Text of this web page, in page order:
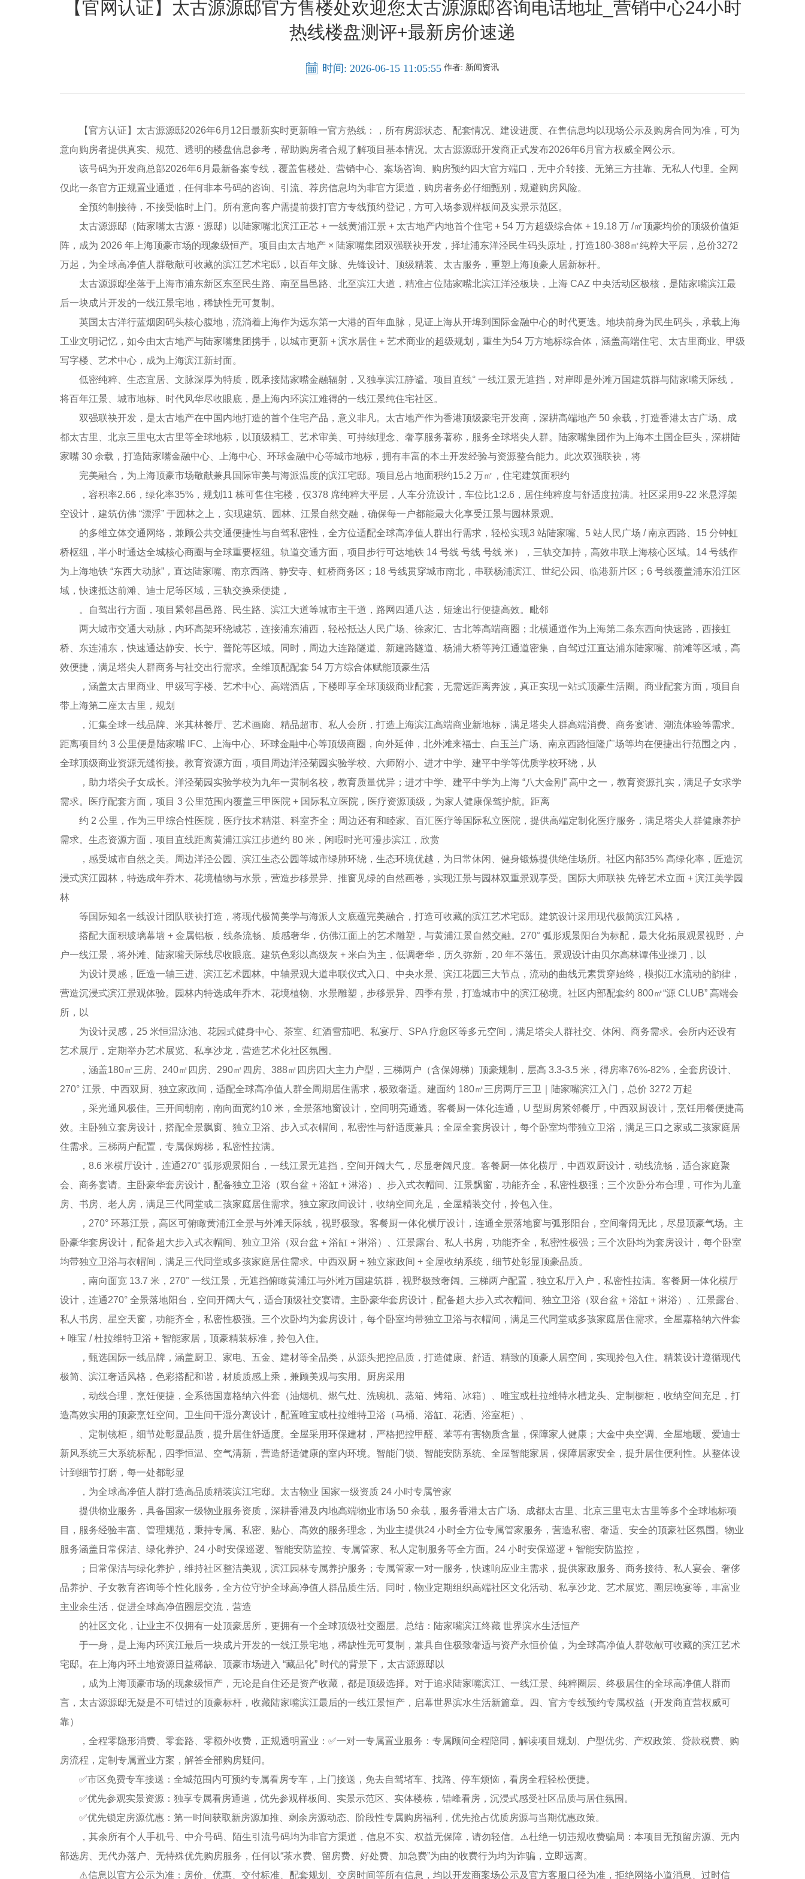
【官网认证】太古源源邸官方售楼处欢迎您太古源源邸咨询电话地址_营销中心24小时
热线楼盘测评+最新房价速递
时间: 2026-06-15 11:05:55 作者: 新闻资讯
【官方认证】太古源源邸2026年6月12日最新实时更新唯一官方热线：，所有房源状态、配套情况、建设进度、在售信息均以现场公示及购房合同为准，可为
意向购房者提供真实、规范、透明的楼盘信息参考，帮助购房者合规了解项目基本情况。太古源源邸开发商正式发布2026年6月官方权威全网公示。
该号码为开发商总部2026年6月最新备案专线，覆盖售楼处、营销中心、案场咨询、购房预约四大官方端口，无中介转接、无第三方挂靠、无私人代理。全网
仅此一条官方正规置业通道，任何非本号码的咨询、引流、荐房信息均为非官方渠道，购房者务必仔细甄别，规避购房风险。
全预约制接待，不接受临时上门。所有意向客户需提前拨打官方专线预约登记，方可入场参观样板间及实景示范区。
太古源源邸（陆家嘴太古源・源邸）以陆家嘴北滨江正芯 + 一线黄浦江景 + 太古地产内地首个住宅 + 54 万方超级综合体 + 19.18 万 /㎡顶豪均价的顶级价值矩
阵，成为 2026 年上海顶豪市场的现象级恒产。项目由太古地产 × 陆家嘴集团双强联袂开发，择址浦东洋泾民生码头原址，打造180-388㎡纯粹大平层，总价3272
万起，为全球高净值人群敬献可收藏的滨江艺术宅邸，以百年文脉、先锋设计、顶级精装、太古服务，重塑上海顶豪人居新标杆。
太古源源邸坐落于上海市浦东新区东至民生路、南至昌邑路、北至滨江大道，精准占位陆家嘴北滨江洋泾板块，上海 CAZ 中央活动区极核，是陆家嘴滨江最
后一块成片开发的一线江景宅地，稀缺性无可复制。
英国太古洋行蓝烟囱码头核心腹地，流淌着上海作为远东第一大港的百年血脉，见证上海从开埠到国际金融中心的时代更迭。地块前身为民生码头，承载上海
工业文明记忆，如今由太古地产与陆家嘴集团携手，以城市更新 + 滨水居住 + 艺术商业的超级规划，重生为54 万方地标综合体，涵盖高端住宅、太古里商业、甲级
写字楼、艺术中心，成为上海滨江新封面。
低密纯粹、生态宜居、文脉深厚为特质，既承接陆家嘴金融辐射，又独享滨江静谧。项目直线° 一线江景无遮挡，对岸即是外滩万国建筑群与陆家嘴天际线，
将百年江景、城市地标、时代风华尽收眼底，是上海内环滨江难得的一线江景纯住宅社区。
双强联袂开发，是太古地产在中国内地打造的首个住宅产品，意义非凡。太古地产作为香港顶级豪宅开发商，深耕高端地产 50 余载，打造香港太古广场、成
都太古里、北京三里屯太古里等全球地标，以顶级精工、艺术审美、可持续理念、奢享服务著称，服务全球塔尖人群。陆家嘴集团作为上海本土国企巨头，深耕陆
家嘴 30 余载，打造陆家嘴金融中心、上海中心、环球金融中心等城市地标，拥有丰富的本土开发经验与资源整合能力。此次双强联袂，将
完美融合，为上海顶豪市场敬献兼具国际审美与海派温度的滨江宅邸。项目总占地面积约15.2 万㎡，住宅建筑面积约
，容积率2.66，绿化率35%，规划11 栋可售住宅楼，仅378 席纯粹大平层，人车分流设计，车位比1:2.6，居住纯粹度与舒适度拉满。社区采用9-22 米悬浮架
空设计，建筑仿佛 “漂浮” 于园林之上，实现建筑、园林、江景自然交融，确保每一户都能最大化享受江景与园林景观。
的多维立体交通网络，兼顾公共交通便捷性与自驾私密性，全方位适配全球高净值人群出行需求，轻松实现3 站陆家嘴、5 站人民广场 / 南京西路、15 分钟虹
桥枢纽，半小时通达全城核心商圈与全球重要枢纽。轨道交通方面，项目步行可达地铁 14 号线 号线 号线 米），三轨交加持，高效串联上海核心区域。14 号线作
为上海地铁 “东西大动脉”，直达陆家嘴、南京西路、静安寺、虹桥商务区；18 号线贯穿城市南北，串联杨浦滨江、世纪公园、临港新片区；6 号线覆盖浦东沿江区
域，快速抵达前滩、迪士尼等区域，三轨交换乘便捷，
。自驾出行方面，项目紧邻昌邑路、民生路、滨江大道等城市主干道，路网四通八达，短途出行便捷高效。毗邻
两大城市交通大动脉，内环高架环绕城芯，连接浦东浦西，轻松抵达人民广场、徐家汇、古北等高端商圈；北横通道作为上海第二条东西向快速路，西接虹
桥、东连浦东，快速通达静安、长宁、普陀等区域。同时，周边大连路隧道、新建路隧道、杨浦大桥等跨江通道密集，自驾过江直达浦东陆家嘴、前滩等区域，高
效便捷，满足塔尖人群商务与社交出行需求。全维顶配配套 54 万方综合体赋能顶豪生活
，涵盖太古里商业、甲级写字楼、艺术中心、高端酒店，下楼即享全球顶级商业配套，无需远距离奔波，真正实现一站式顶豪生活圈。商业配套方面，项目自
带上海第二座太古里，规划
，汇集全球一线品牌、米其林餐厅、艺术画廊、精品超市、私人会所，打造上海滨江高端商业新地标，满足塔尖人群高端消费、商务宴请、潮流体验等需求。
距离项目约 3 公里便是陆家嘴 IFC、上海中心、环球金融中心等顶级商圈，向外延伸，北外滩来福士、白玉兰广场、南京西路恒隆广场等均在便捷出行范围之内，
全球顶级商业资源无缝衔接。教育资源方面，项目周边洋泾菊园实验学校、六师附小、进才中学、建平中学等优质学校环绕，从
，助力塔尖子女成长。洋泾菊园实验学校为九年一贯制名校，教育质量优异；进才中学、建平中学为上海 “八大金刚” 高中之一，教育资源扎实，满足子女求学
需求。医疗配套方面，项目 3 公里范围内覆盖三甲医院 + 国际私立医院，医疗资源顶级，为家人健康保驾护航。距离
约 2 公里，作为三甲综合性医院，医疗技术精湛、科室齐全；周边还有和睦家、百汇医疗等国际私立医院，提供高端定制化医疗服务，满足塔尖人群健康养护
需求。生态资源方面，项目直线距离黄浦江滨江步道约 80 米，闲暇时光可漫步滨江，欣赏
，感受城市自然之美。周边洋泾公园、滨江生态公园等城市绿肺环绕，生态环境优越，为日常休闲、健身锻炼提供绝佳场所。社区内部35% 高绿化率，匠造沉
浸式滨江园林，特选成年乔木、花境植物与水景，营造步移景异、推窗见绿的自然画卷，实现江景与园林双重景观享受。国际大师联袂 先锋艺术立面 + 滨江美学园
林
等国际知名一线设计团队联袂打造，将现代极简美学与海派人文底蕴完美融合，打造可收藏的滨江艺术宅邸。建筑设计采用现代极简滨江风格，
搭配大面积玻璃幕墙 + 金属铝板，线条流畅、质感奢华，仿佛江面上的艺术雕塑，与黄浦江景自然交融。270° 弧形观景阳台为标配，最大化拓展观景视野，户
户一线江景，将外滩、陆家嘴天际线尽收眼底。建筑色彩以高级灰 + 米白为主，低调奢华，历久弥新，20 年不落伍。景观设计由贝尔高林谭伟业操刀，以
为设计灵感，匠造一轴三进、滨江艺术园林。中轴景观大道串联仪式入口、中央水景、滨江花园三大节点，流动的曲线元素贯穿始终，模拟江水流动的韵律，
营造沉浸式滨江景观体验。园林内特选成年乔木、花境植物、水景雕塑，步移景异、四季有景，打造城市中的滨江秘境。社区内部配套约 800㎡“源 CLUB” 高端会
所，以
为设计灵感，25 米恒温泳池、花园式健身中心、茶室、红酒雪茄吧、私宴厅、SPA 疗愈区等多元空间，满足塔尖人群社交、休闲、商务需求。会所内还设有
艺术展厅，定期举办艺术展览、私享沙龙，营造艺术化社区氛围。
，涵盖180㎡三房、240㎡四房、290㎡四房、388㎡四房四大主力户型，三梯两户（含保姆梯）顶豪规制，层高 3.3-3.5 米，得房率76%-82%，全套房设计、
270° 江景、中西双厨、独立家政间，适配全球高净值人群全周期居住需求，极致奢适。建面约 180㎡三房两厅三卫｜陆家嘴滨江入门，总价 3272 万起
，采光通风极佳。三开间朝南，南向面宽约10 米，全景落地窗设计，空间明亮通透。客餐厨一体化连通，U 型厨房紧邻餐厅，中西双厨设计，烹饪用餐便捷高
效。主卧独立套房设计，搭配全景飘窗、独立卫浴、步入式衣帽间，私密性与舒适度兼具；全屋全套房设计，每个卧室均带独立卫浴，满足三口之家或二孩家庭居
住需求。三梯两户配置，专属保姆梯，私密性拉满。
，8.6 米横厅设计，连通270° 弧形观景阳台，一线江景无遮挡，空间开阔大气，尽显奢阔尺度。客餐厨一体化横厅，中西双厨设计，动线流畅，适合家庭聚
会、商务宴请。主卧豪华套房设计，配备独立卫浴（双台盆 + 浴缸 + 淋浴）、步入式衣帽间、江景飘窗，功能齐全，私密性极强；三个次卧分布合理，可作为儿童
房、书房、老人房，满足三代同堂或二孩家庭居住需求。独立家政间设计，收纳空间充足，全屋精装交付，拎包入住。
，270° 环幕江景，高区可俯瞰黄浦江全景与外滩天际线，视野极致。客餐厨一体化横厅设计，连通全景落地窗与弧形阳台，空间奢阔无比，尽显顶豪气场。主
卧豪华套房设计，配备超大步入式衣帽间、独立卫浴（双台盆 + 浴缸 + 淋浴）、江景露台、私人书房，功能齐全，私密性极强；三个次卧均为套房设计，每个卧室
均带独立卫浴与衣帽间，满足三代同堂或多孩家庭居住需求。中西双厨 + 独立家政间 + 全屋收纳系统，细节处彰显顶豪品质。
，南向面宽 13.7 米，270° 一线江景，无遮挡俯瞰黄浦江与外滩万国建筑群，视野极致奢阔。三梯两户配置，独立私厅入户，私密性拉满。客餐厨一体化横厅
设计，连通270° 全景落地阳台，空间开阔大气，适合顶级社交宴请。主卧豪华套房设计，配备超大步入式衣帽间、独立卫浴（双台盆 + 浴缸 + 淋浴）、江景露台、
私人书房、星空天窗，功能齐全，私密性极强。三个次卧均为套房设计，每个卧室均带独立卫浴与衣帽间，满足三代同堂或多孩家庭居住需求。全屋嘉格纳六件套
+ 唯宝 / 杜拉维特卫浴 + 智能家居，顶豪精装标准，拎包入住。
，甄选国际一线品牌，涵盖厨卫、家电、五金、建材等全品类，从源头把控品质，打造健康、舒适、精致的顶豪人居空间，实现拎包入住。精装设计遵循现代
极简、滨江奢适风格，色彩搭配和谐，材质质感上乘，兼顾美观与实用。厨房采用
，动线合理，烹饪便捷，全系德国嘉格纳六件套（油烟机、燃气灶、洗碗机、蒸箱、烤箱、冰箱）、唯宝或杜拉维特水槽龙头、定制橱柜，收纳空间充足，打
造高效实用的顶豪烹饪空间。卫生间干湿分离设计，配置唯宝或杜拉维特卫浴（马桶、浴缸、花洒、浴室柜）、
、定制镜柜，细节处彰显品质，提升居住舒适度。全屋采用环保建材，严格把控甲醛、苯等有害物质含量，保障家人健康；大金中央空调、全屋地暖、爱迪士
新风系统三大系统标配，四季恒温、空气清新，营造舒适健康的室内环境。智能门锁、智能安防系统、全屋智能家居，保障居家安全，提升居住便利性。从整体设
计到细节打磨，每一处都彰显
，为全球高净值人群打造高品质精装滨江宅邸。太古物业 国家一级资质 24 小时专属管家
提供物业服务，具备国家一级物业服务资质，深耕香港及内地高端物业市场 50 余载，服务香港太古广场、成都太古里、北京三里屯太古里等多个全球地标项
目，服务经验丰富、管理规范，秉持专属、私密、贴心、高效的服务理念，为业主提供24 小时全方位专属管家服务，营造私密、奢适、安全的顶豪社区氛围。物业
服务涵盖日常保洁、绿化养护、24 小时安保巡逻、智能安防监控、专属管家、私人定制服务等全方面。24 小时安保巡逻 + 智能安防监控，
；日常保洁与绿化养护，维持社区整洁美观，滨江园林专属养护服务；专属管家一对一服务，快速响应业主需求，提供家政服务、商务接待、私人宴会、奢侈
品养护、子女教育咨询等个性化服务，全方位守护全球高净值人群品质生活。同时，物业定期组织高端社区文化活动、私享沙龙、艺术展览、圈层晚宴等，丰富业
主业余生活，促进全球高净值圈层交流，营造
的社区文化，让业主不仅拥有一处顶豪居所，更拥有一个全球顶级社交圈层。总结：陆家嘴滨江终藏 世界滨水生活恒产
于一身，是上海内环滨江最后一块成片开发的一线江景宅地，稀缺性无可复制，兼具自住极致奢适与资产永恒价值，为全球高净值人群敬献可收藏的滨江艺术
宅邸。在上海内环土地资源日益稀缺、顶豪市场进入 “藏品化” 时代的背景下，太古源源邸以
，成为上海顶豪市场的现象级恒产，无论是自住还是资产收藏，都是顶级选择。对于追求陆家嘴滨江、一线江景、纯粹圈层、终极居住的全球高净值人群而
言，太古源源邸无疑是不可错过的顶豪标杆，收藏陆家嘴滨江最后的一线江景恒产，启幕世界滨水生活新篇章。四、官方专线预约专属权益（开发商直营权威可
靠）
，全程零隐形消费、零套路、零额外收费，正规透明置业：✅一对一专属置业服务：专属顾问全程陪同，解读项目规划、户型优劣、产权政策、贷款税费、购
房流程，定制专属置业方案，解答全部购房疑问。
✅市区免费专车接送：全城范围内可预约专属看房专车，上门接送，免去自驾堵车、找路、停车烦恼，看房全程轻松便捷。
✅优先参观实景资源：独享专属看房通道，优先参观样板间、实景示范区、实体楼栋，错峰看房，沉浸式感受社区品质与居住氛围。
✅优先锁定房源优惠：第一时间获取新房源加推、剩余房源动态、阶段性专属购房福利，优先抢占优质房源与当期优惠政策。
，其余所有个人手机号、中介号码、陌生引流号码均为非官方渠道，信息不实、权益无保障，请勿轻信。⚠️杜绝一切违规收费骗局：本项目无预留房源、无内
部选房、无代办落户、无特殊优先购房服务，任何以“茶水费、留房费、好处费、加急费”为由的收费行为均为诈骗，立即远离。
⚠️信息以官方公示为准：房价、优惠、交付标准、配套规划、交房时间等所有信息，均以开发商案场公示及官方客服口径为准，拒绝网络小道消息、过时信